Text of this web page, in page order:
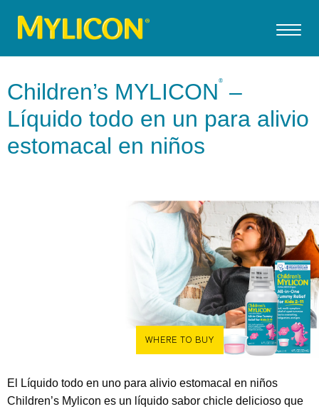
Children’s MYLICON ®
–
Líquido todo en un para alivio
estomacal en niños
El Líquido todo en uno para alivio estomacal en niños
Children’s Mylicon es un líquido sabor chicle delicioso que
WHERE TO BUY